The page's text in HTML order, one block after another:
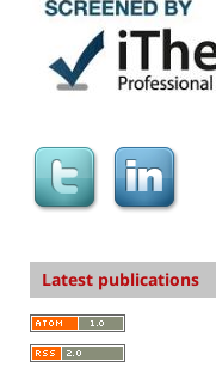
Latest publications